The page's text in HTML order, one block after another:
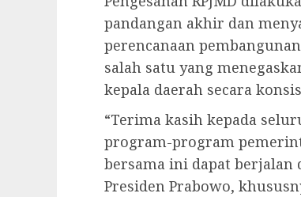
pandangan akhir dan
perencanaan
salah satu yang
kepala daerah secara
“Terima kasih kepada
program-program
bersama ini dapat berjalan
Presiden Prabowo,